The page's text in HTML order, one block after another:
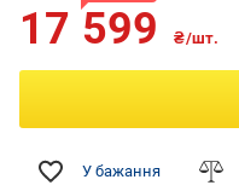
17 599 ₴/шт.
У бажання